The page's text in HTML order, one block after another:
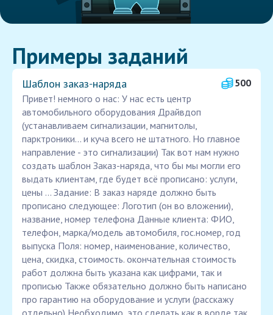
Примеры заданий
Шаблон заказ‑наряда
500
Привет! немного о нас: У нас есть центр
автомобильного оборудования Драйвдоп
(устанавливаем сигнализации, магнитолы,
парктроники... и куча всего не штатного. Но главное
направление - это сигнализации) Так вот нам нужно
создать шаблон Заказ-наряда, что бы мы могли его
выдать клиентам, где будет всё прописано: услуги,
цены ... Задание: В заказ наряде должно быть
прописано следующее: Логотип (он во вложении),
название, номер телефона Данные клиента: ФИО,
телефон, марка/модель автомобиля, гос.номер, год
выпуска Поля: номер, наименование, количество,
цена, скидка, стоимость. окончательная стоимость
работ должна быть указана как цифрами, так и
прописью Также обязательно должно быть написано
про гарантию на оборудование и услуги (расскажу